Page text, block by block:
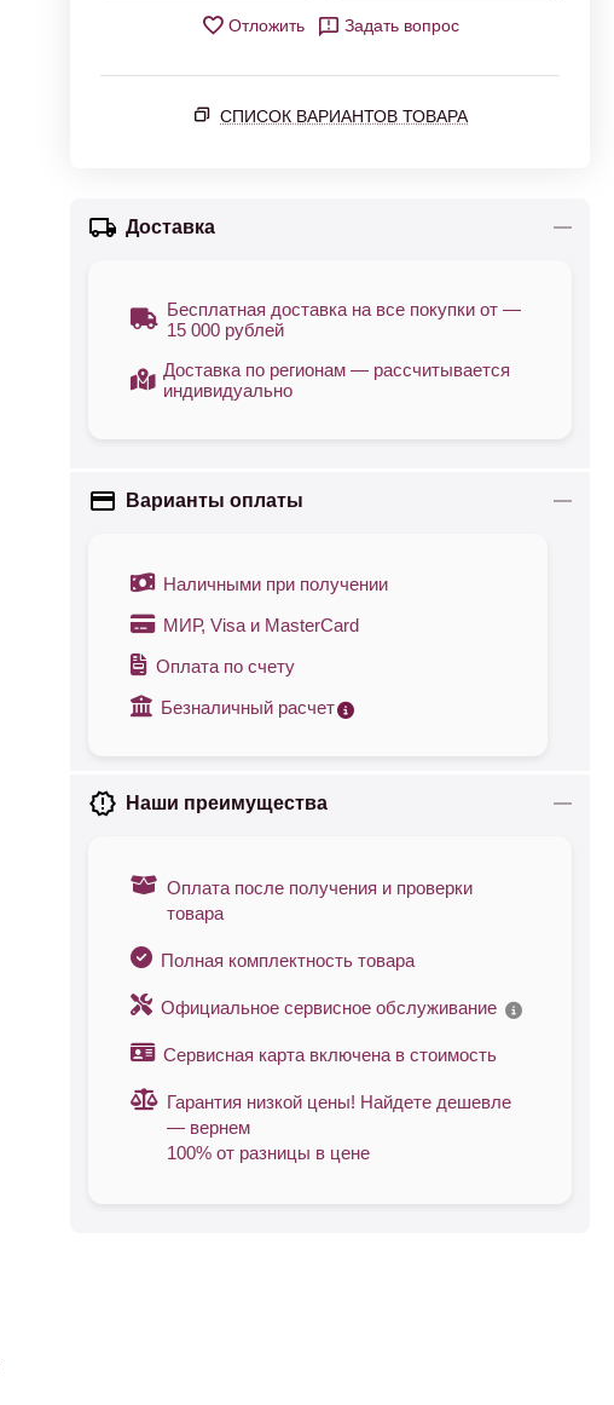
Отложить Задать вопрос
СПИСОК ВАРИАНТОВ ТОВАРА
Доставка
Бесплатная доставка на все покупки от —
15 000 рублей
Доставка по регионам — рассчитывается
индивидуально
Варианты оплаты
Наличными при получении
МИР, Visa и MasterCard
Оплата по счету
Безналичный расчет
Наши преимущества
Оплата после получения и проверки
товара
Полная комплектность товара
Официальное сервисное обслуживание
Сервисная карта включена в стоимость
Гарантия низкой цены! Найдете дешевле
— вернем
100% от разницы в цене